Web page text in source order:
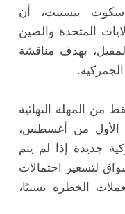
سكوت بيسينت، أن
المتحدة والصين
بهدف مناقشة
من المهلة النهائية
في الأول من أغسطس،
جديدة إذا لم يتم
لتسعير احتمالات
الخطرة نسبيًا،